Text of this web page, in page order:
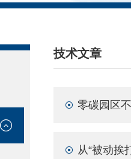
技术文章
/ TECHNICAL
零碳园区
从“被动挨